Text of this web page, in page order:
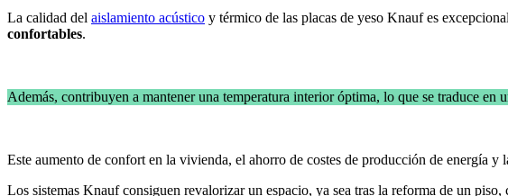
La calidad del aislamiento acústico y térmico de las placas de yeso Knauf es
confortables.
Además, contribuyen a mantener una temperatura interior óptima, lo que se traduce en
Este aumento de confort en la vivienda, el ahorro de costes de producción de energía
Los sistemas Knauf consiguen revalorizar un espacio, ya sea tras la reforma de un